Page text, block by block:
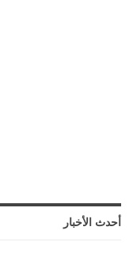
أحدث الأخبار